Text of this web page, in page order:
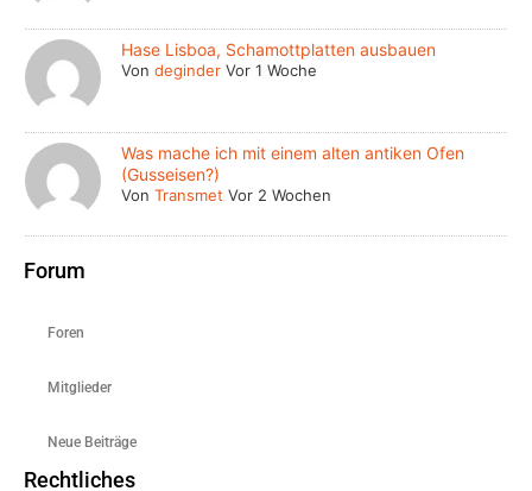
Hase Lisboa, Schamottplatten ausbauen
Vondeginder Vor 1 Woche
Was mache ich mit einem alten antiken Ofen
(Gusseisen?)
VonTransmet Vor 2 Wochen
Forum
Foren
Mitglieder
Neue Beiträge
Rechtliches